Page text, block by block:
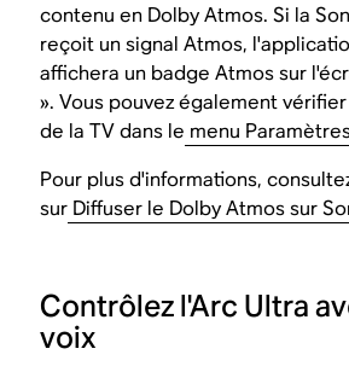
contenu en Dolby Atmos. Si la
reçoit un signal Atmos,
affichera un badge Atmos sur
». Vous pouvez également
de la TV dans le menu
Pour plus d'informations,
sur Diffuser le Dolby Atmos sur
Contrôlez l'Arc Ultra
voix